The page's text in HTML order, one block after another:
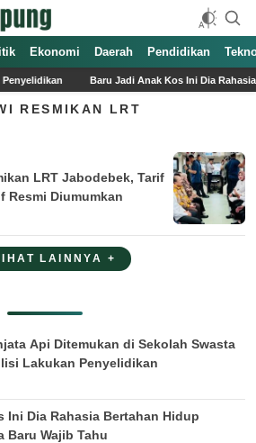
Terpercaya
Ekonomi Daerah Pendidikan
Baru Jadi Anak Kos Ini Dia Rahasia
RESMIKAN LRT
LRT Jabodebek, Tarif
Resmi Diumumkan
LAINNYA +
Api Ditemukan di Sekolah Swasta
Lakukan Penyelidikan
Ini Dia Rahasia Bertahan Hidup
Baru Wajib Tahu